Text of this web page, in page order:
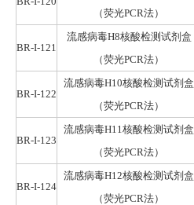
（荧光PCR法）
BR-I-121
流感病毒H8核酸检测试剂盒
（荧光PCR法）
BR-I-122
流感病毒H10核酸检测试剂盒
（荧光PCR法）
BR-I-123
流感病毒H11核酸检测试剂盒
（荧光PCR法）
BR-I-124
流感病毒H12核酸检测试剂盒
（荧光PCR法）